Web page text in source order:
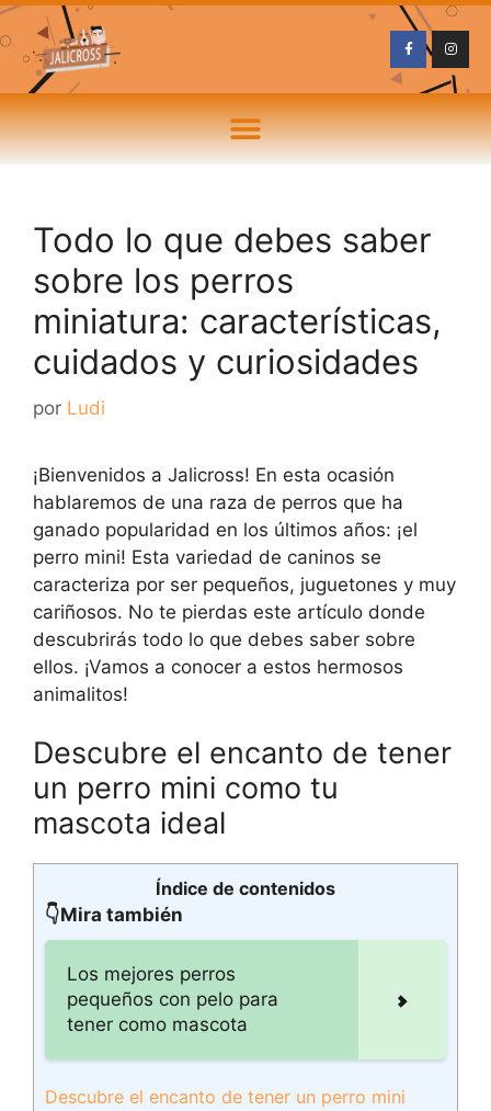
Todo lo que debes saber
sobre los perros
miniatura: características,
cuidados y curiosidades
por Ludi
¡Bienvenidos a Jalicross! En esta ocasión
hablaremos de una raza de perros que ha
ganado popularidad en los últimos años: ¡el
perro mini! Esta variedad de caninos se
caracteriza por ser pequeños, juguetones y muy
cariñosos. No te pierdas este artículo donde
descubrirás todo lo que debes saber sobre
ellos. ¡Vamos a conocer a estos hermosos
animalitos!
Descubre el encanto de tener
un perro mini como tu
mascota ideal
Índice de contenidos
👇Mira también
Los mejores perros
pequeños con pelo para
tener como mascota
Descubre el encanto de tener un perro mini